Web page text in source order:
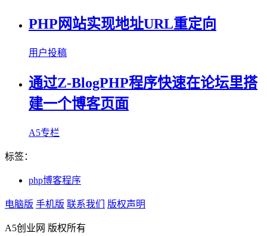
PHP网站实现地址URL重定向
用户投稿
通过Z-BlogPHP程序快速在论坛里搭
建一个博客页面
A5专栏
标签：
php博客程序
电脑版 手机版 联系我们 版权声明
A5创业网 版权所有